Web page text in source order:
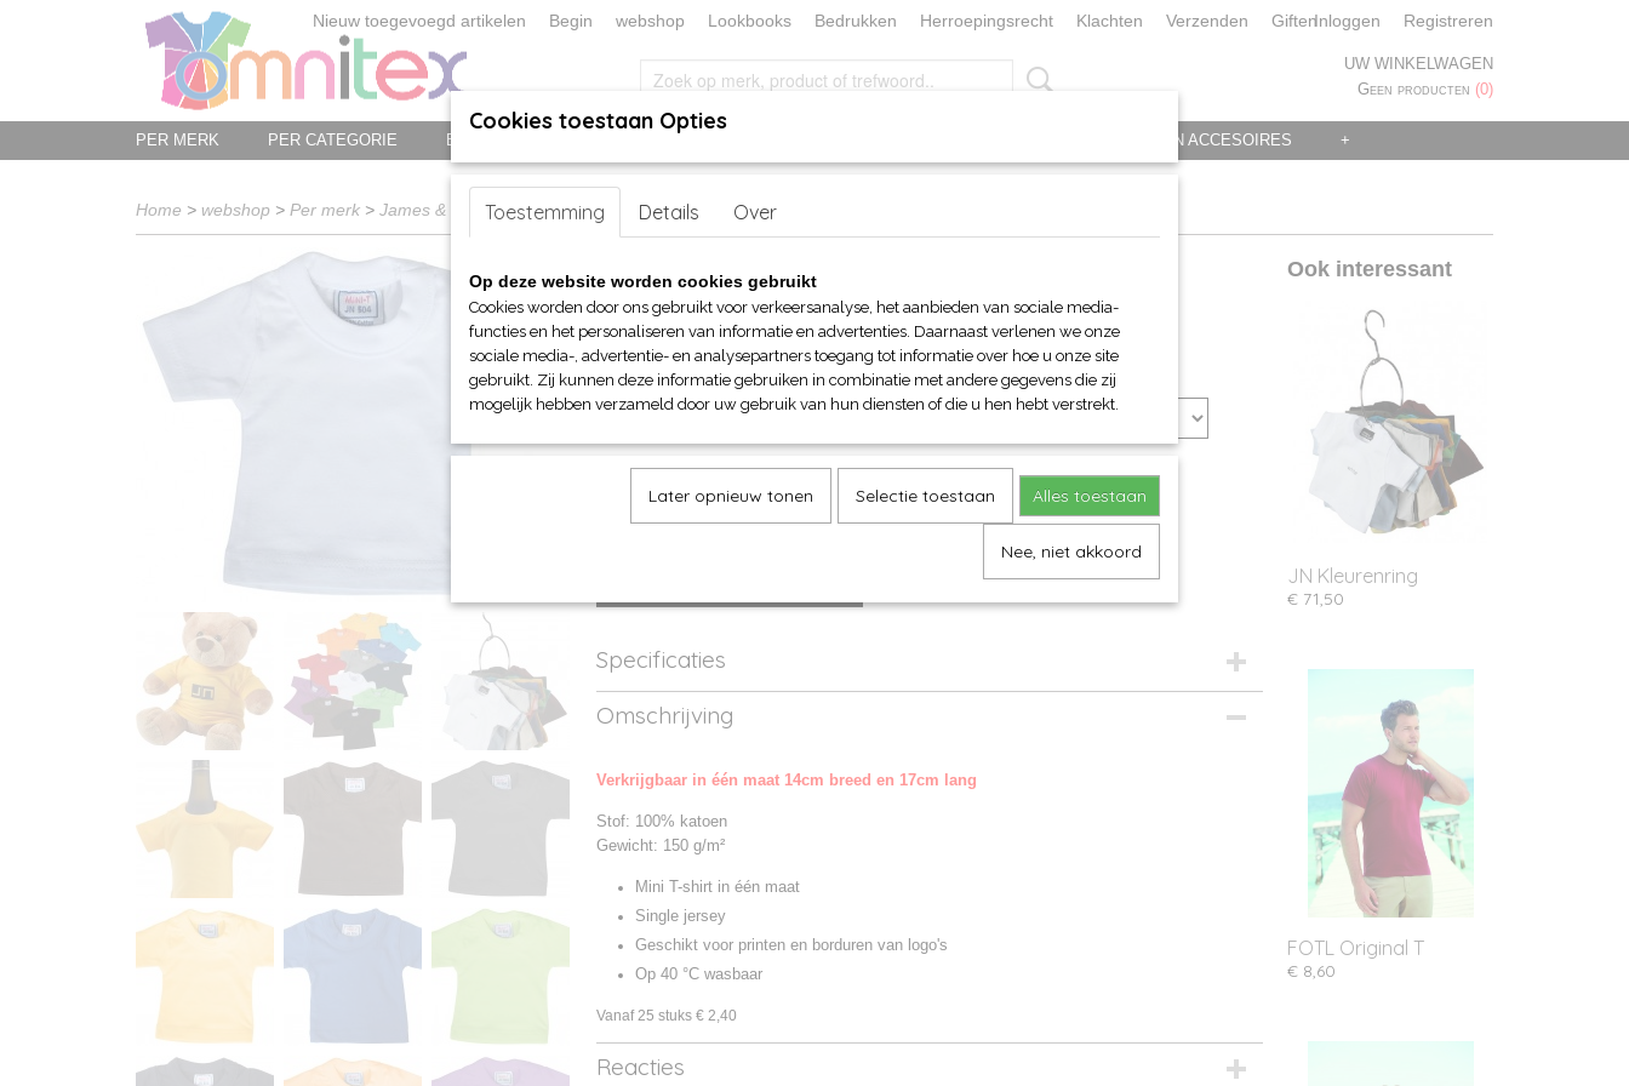
Nieuw toegevoegd artikelen Begin webshop Lookbooks Bedrukken Herroepingsrecht Klachten Verzenden GiftenInloggen Registreren
UW WINKELWAGEN
Geen producten (0)
PER MERK PER CATEGORIE BED-, BAD-, KEUKEN EN TAFELLINNEN KERST/FEEST KLEDING EN ACCESOIRES +
Home > webshop > Per merk > James & Nicholson>Mini T-shirts > JN Mini T-shirt
JN Mini T-shirt
€ 4,80 (inclusief btw 21%)
Maat Kleur
Specificaties
Productcode
Productcode leverancier
Omschrijving
Verkrijgbaar in één maat 14cm breed en 17cm lang
Stof: 100% katoen
Gewicht: 150 g/m²
Mini T-shirt in één maat
Single jersey
Geschikt voor printen en borduren van logo's
Op 40 °C wasbaar
Vanaf 25 stuks € 2,40
Reacties
Ook interessant
JN Kleurenring
€ 71,50
FOTL Original T
€ 8,60
Cookies toestaan Opties
Toestemming Details Over
Op deze website worden cookies gebruikt
Cookies worden door ons gebruikt voor verkeersanalyse, het aanbieden van sociale media-
functies en het personaliseren van informatie en advertenties. Daarnaast verlenen we onze
sociale media-, advertentie- en analysepartners toegang tot informatie over hoe u onze site
gebruikt. Zij kunnen deze informatie gebruiken in combinatie met andere gegevens die zij
mogelijk hebben verzameld door uw gebruik van hun diensten of die u hen hebt verstrekt.
Later opnieuw tonen Selectie toestaan Alles toestaan
Nee, niet akkoord